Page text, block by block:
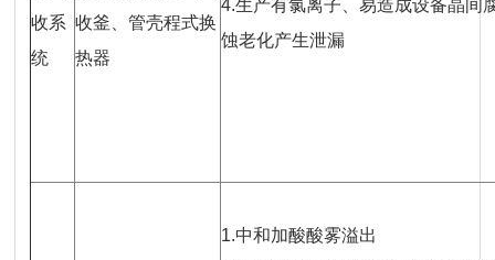
收系
统
收釜、管壳程式换
热器
4.生产有氯离子、易造成设备晶间
蚀老化产生泄漏
1.中和加酸酸雾溢出